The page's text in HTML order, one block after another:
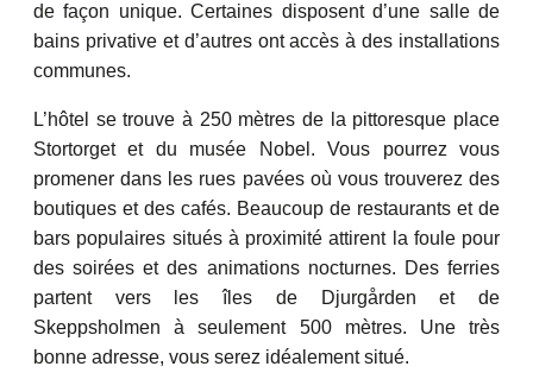
de façon unique. Certaines disposent d’une salle de
bains privative et d’autres ont accès à des installations
communes.
L’hôtel se trouve à 250 mètres de la pittoresque place
Stortorget et du musée Nobel. Vous pourrez vous
promener dans les rues pavées où vous trouverez des
boutiques et des cafés. Beaucoup de restaurants et de
bars populaires situés à proximité attirent la foule pour
des soirées et des animations nocturnes. Des ferries
partent vers les îles de Djurgården et de
Skeppsholmen à seulement 500 mètres. Une très
bonne adresse, vous serez idéalement situé.